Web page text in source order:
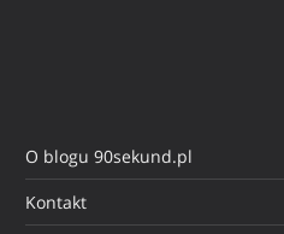
O blogu 90sekund.pl
Kontakt